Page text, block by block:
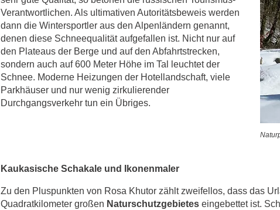
Verantwortlichen. Als ultimativen Autoritätsbeweis werden
dann die Wintersportler aus den Alpenländern genannt,
denen diese Schneequalität aufgefallen ist. Nicht nur auf
den Plateaus der Berge und auf den Abfahrtstrecken,
sondern auch auf 600 Meter Höhe im Tal leuchtet der
Schnee. Moderne Heizungen der Hotellandschaft, viele
Parkhäuser und nur wenig zirkulierender
Durchgangsverkehr tun ein Übriges.
Kaukasische Schakale und Ikonenmaler
Zu den Pluspunkten von Rosa Khutor zählt zweifellos, dass das
Quadratkilometer großen Naturschutzgebietes eingebettet ist.